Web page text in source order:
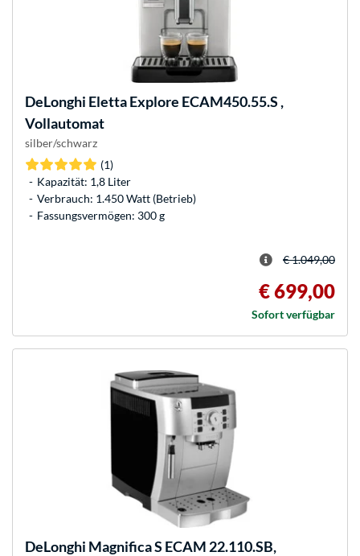
DeLonghi Eletta Explore ECAM450.55.S ,
Vollautomat
silber/schwarz
(1)
Kapazität: 1,8 Liter
Verbrauch: 1.450 Watt (Betrieb)
Fassungsvermögen: 300 g
€ 1.049,00
€ 699,00
Sofort verfügbar
DeLonghi Magnifica S ECAM 22.110.SB,